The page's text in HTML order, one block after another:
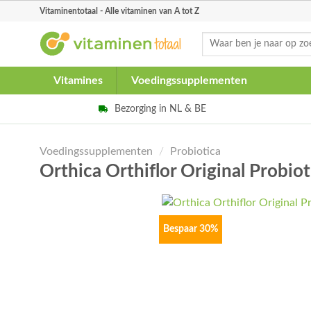
Vitaminentotaal - Alle vitaminen van A tot Z
Zoeken
Vitamines Voedingssupplementen
Bezorging in NL & BE
Voedingssupplementen / Probiotica
Orthica Orthiflor Original
Bespaar 30%